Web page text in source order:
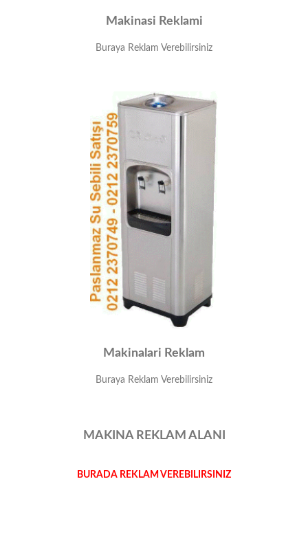
Makinasi Reklami
Buraya Reklam Verebilirsiniz
Makinalari Reklam
Buraya Reklam Verebilirsiniz
MAKINA REKLAM ALANI
BURADA REKLAM VEREBILIRSINIZ